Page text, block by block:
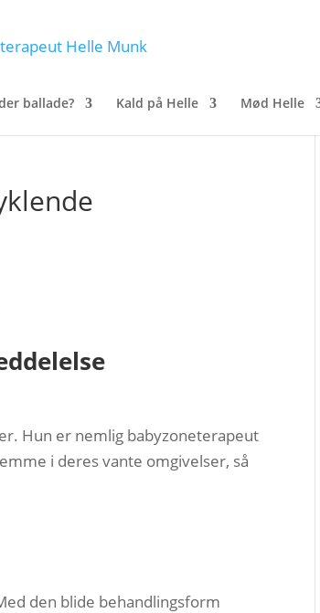
ballade? Kald på Helle Mød Helle
Hun er nemlig babyzoneterapeut
i deres vante omgivelser, så
den blide behandlingsform